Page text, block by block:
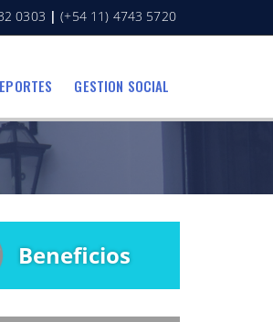
0303 | (+54 11) 4743 5720
GESTION SOCIAL
Beneficios